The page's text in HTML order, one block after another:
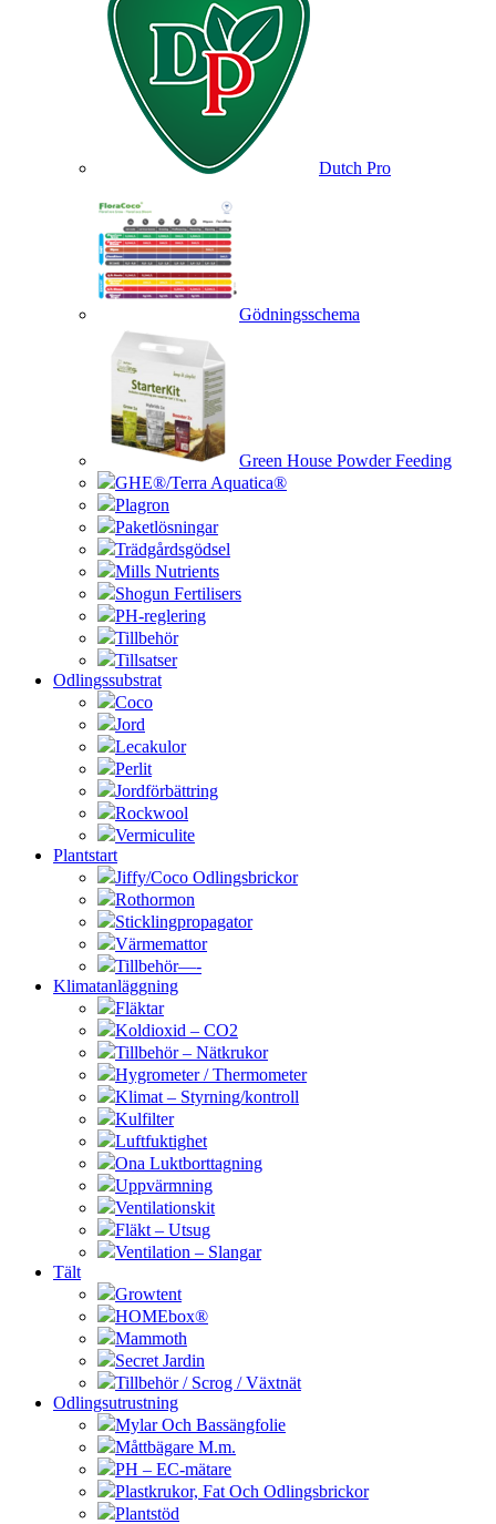
Dutch Pro
Gödningsschema
Green House Powder Feeding
GHE®/Terra Aquatica®
Plagron
Paketlösningar
Trädgårdsgödsel
Mills Nutrients
Shogun Fertilisers
PH-reglering
Tillbehör
Tillsatser
Odlingssubstrat
Coco
Jord
Lecakulor
Perlit
Jordförbättring
Rockwool
Vermiculite
Plantstart
Jiffy/Coco Odlingsbrickor
Rothormon
Sticklingpropagator
Värmemattor
Tillbehör—-
Klimatanläggning
Fläktar
Koldioxid – CO2
Tillbehör – Nätkrukor
Hygrometer / Thermometer
Klimat – Styrning/kontroll
Kulfilter
Luftfuktighet
Ona Luktborttagning
Uppvärmning
Ventilationskit
Fläkt – Utsug
Ventilation – Slangar
Tält
Growtent
HOMEbox®
Mammoth
Secret Jardin
Tillbehör / Scrog / Växtnät
Odlingsutrustning
Mylar Och Bassängfolie
Måttbägare M.m.
PH – EC-mätare
Plastkrukor, Fat Och Odlingsbrickor
Plantstöd